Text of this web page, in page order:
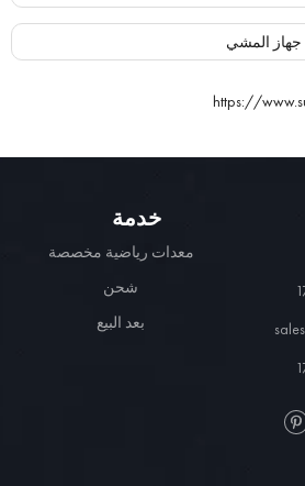
جهاز المشي
https://
خدمة
معدات رياضية مخصصة
شحن
بعد البيع